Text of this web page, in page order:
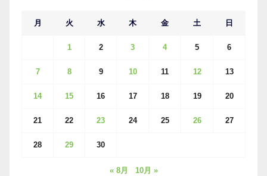
月 火 水 木 金 土 日
1 2 3 4 5 6
7 8 9 10 11 12 13
14 15 16 17 18 19 20
21 22 23 24 25 26 27
28 29 30
« 8月 10月 »